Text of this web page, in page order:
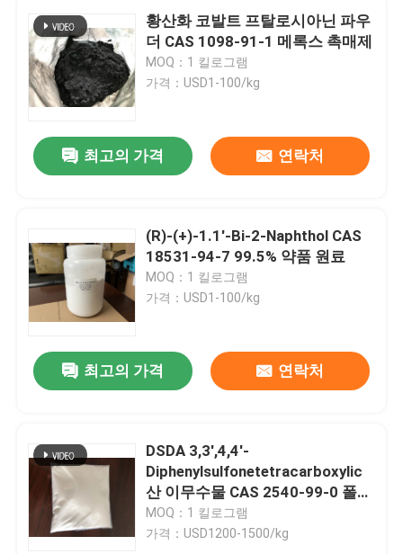
황산화 코발트 프탈로시아닌 파우
더 CAS 1098-91-1 메록스 촉매제
MOQ：1 킬로그램
가격：USD1-100/kg
최고의 가격 연락처
(R)-(+)-1.1'-Bi-2-Naphthol CAS
18531-94-7 99.5% 약품 원료
MOQ：1 킬로그램
가격：USD1-100/kg
최고의 가격 연락처
DSDA 3,3',4,4'-
Diphenylsulfonetetracarboxylic
산 이무수물 CAS 2540-99-0 폴리
이미드 모노머
MOQ：1 킬로그램
가격：USD1200-1500/kg